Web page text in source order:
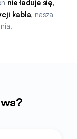
nie ładuje się,
kabla, nasza